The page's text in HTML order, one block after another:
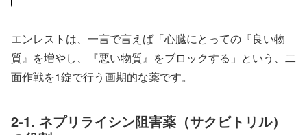
エンレストは、一言で言えば「心臓にとっての『良い物
質』を増やし、『悪い物質』をブロックする」という、二
面作戦を1錠で行う画期的な薬です。
2-1. ネプリライシン阻害薬（サクビトリル）